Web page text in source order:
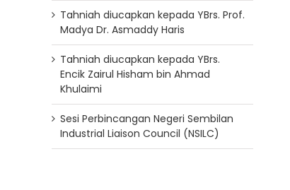
Tahniah diucapkan kepada YBrs. Prof.
Madya Dr. Asmaddy Haris
Tahniah diucapkan kepada YBrs.
Encik Zairul Hisham bin Ahmad
Khulaimi
Sesi Perbincangan Negeri Sembilan
Industrial Liaison Council (NSILC)